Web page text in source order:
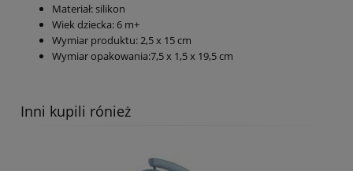
Materiał: silikon
Wiek dziecka: 6 m+
Wymiar produktu: 2,5 x 15 cm
Wymiar opakowania:7,5 x 1,5 x 19,5 cm
Inni kupili rónież